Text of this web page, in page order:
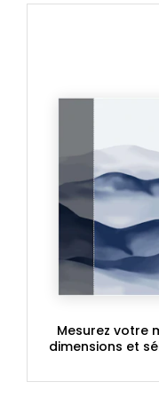
Mesurez votre
dimensions et